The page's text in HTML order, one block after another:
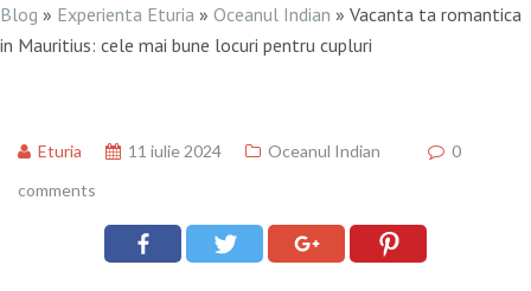
Blog » Experienta Eturia » Oceanul Indian » Vacanta ta romantica
in Mauritius: cele mai bune locuri pentru cupluri
Eturia 11 iulie 2024 Oceanul Indian
0
comments